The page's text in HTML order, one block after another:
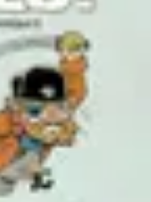
de ProjetÉcologie et